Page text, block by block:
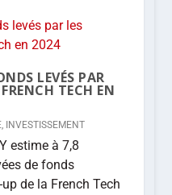
LEVÉS PAR
TECH EN
, INVESTISSEMENT
estime à 7,8
de fonds
de la French Tech